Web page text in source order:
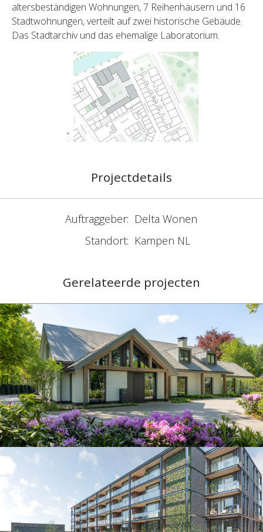
altersbeständigen Wohnungen, 7 Reihenhäusern und 16
Stadtwohnungen, verteilt auf zwei historische Gebäude.
Das Stadtarchiv und das ehemalige Laboratorium.
Projectdetails
Auftraggeber: Delta Wonen
Standort: Kampen NL
Gerelateerde projecten